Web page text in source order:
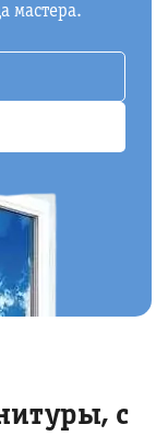
мастера.
с